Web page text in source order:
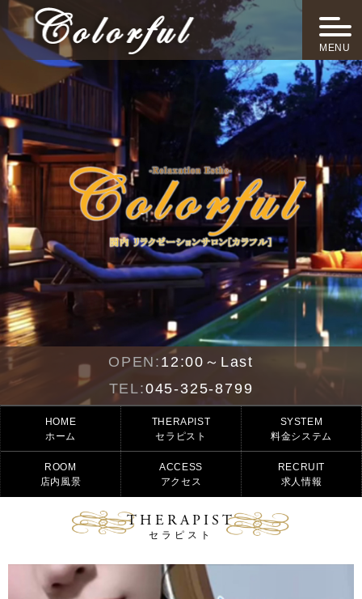
MENU
OPEN: 12:00～Last
TEL:045-325-8799
HOME
ホーム
THERAPIST
セラピスト
SYSTEM
料金システム
ROOM
店内風景
ACCESS
アクセス
RECRUIT
求人情報
THERAPIST
セラピスト